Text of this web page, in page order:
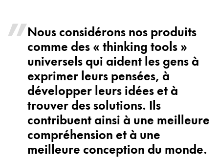
Nous considérons nos produits
comme des « thinking tools »
universels qui aident les gens à
exprimer leurs pensées, à
développer leurs idées et à
trouver des solutions. Ils
contribuent ainsi à une meilleure
compréhension et à une
meilleure conception du monde.